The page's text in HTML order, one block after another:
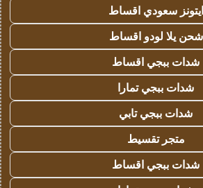
ايتونز سعودي اقساط
شحن يلا لودو اقساط
شدات ببجي اقساط
شدات ببجي تمارا
شدات ببجي تابي
متجر تقسيط
شدات ببجي اقساط